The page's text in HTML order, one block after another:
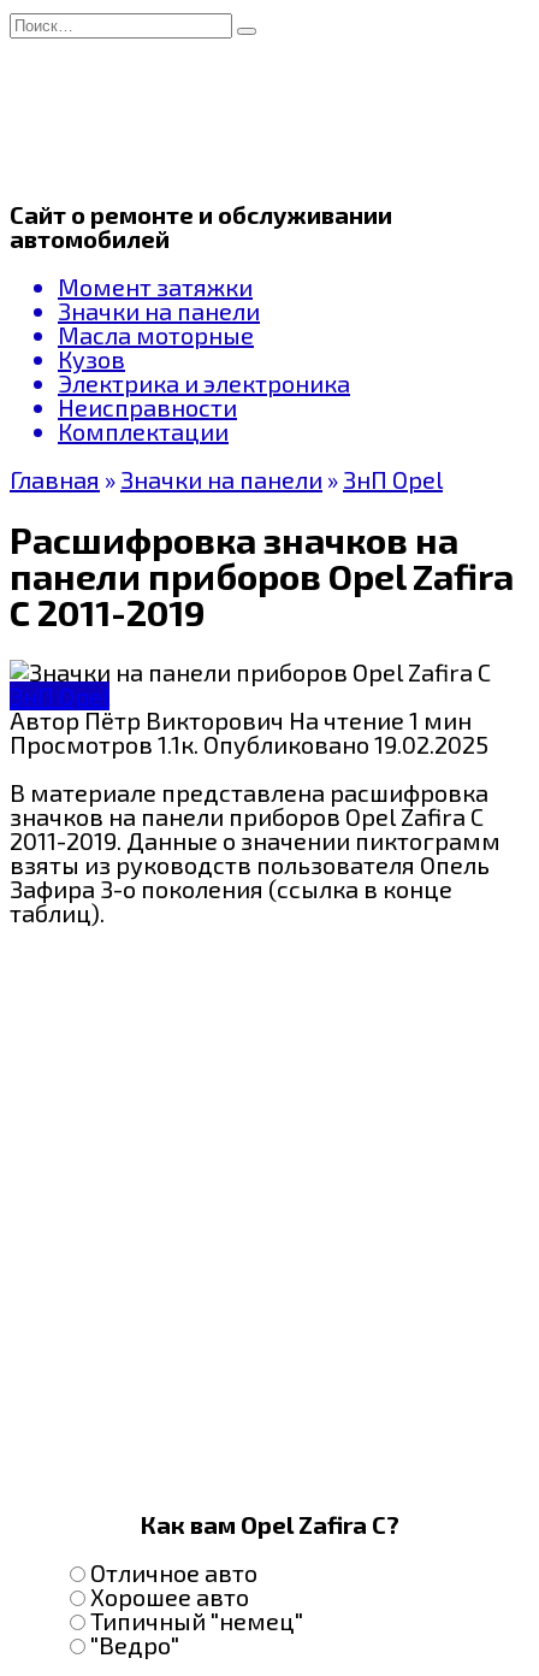
Перейти
к
Search
for:
Сайт о ремонте и обслуживании
автомобилей
Момент затяжки
Значки на панели
Масла моторные
Кузов
Электрика и электроника
Неисправности
Комплектации
Главная » Значки на панели » ЗнП Opel
Расшифровка значков на
панели приборов Opel Zafira
C 2011-2019
ЗнП Opel
АвторПётр Викторович На чтение 1 мин
Просмотров 1.1к. Опубликовано 19.02.2025
В материале представлена расшифровка
значков на панели приборов Opel Zafira C
2011-2019. Данные о значении пиктограмм
взяты из руководств пользователя Опель
Зафира 3-о поколения (ссылка в конце
таблиц).
Как вам Opel Zafira C?
Отличное авто
Хорошее авто
Типичный "немец"
"Ведро"